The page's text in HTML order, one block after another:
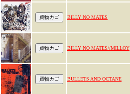
BILLY NO MATES
BILLY NO MATES//MILLOY
BULLETS AND OCTANE